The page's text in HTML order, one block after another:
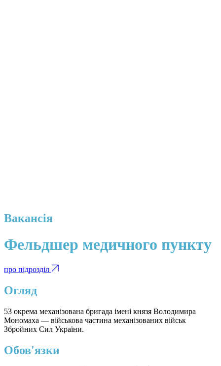
Вакансія
Фельдшер медичного пункту
про підрозділ
Огляд
53 окрема механізована бригада імені князя Володимира
Мономаха — військова частина механізованих військ
Збройних Сил України.
Обов'язки